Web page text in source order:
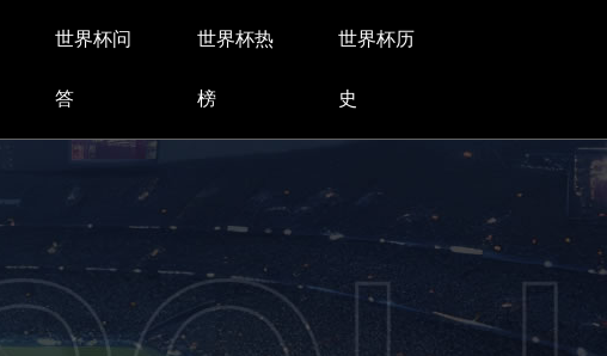
世界杯问
答
世界杯热
榜
世界杯历
史